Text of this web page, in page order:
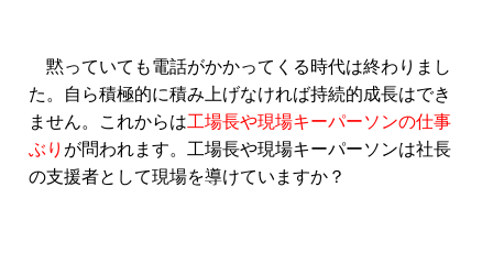
黙っていても電話がかかってくる時代は終わりまし
た。自ら積極的に積み上げなければ持続的成長はでき
ません。これからは工場長や現場キーパーソンの仕事
ぶり が問われます。工場長や現場キーパーソンは社長
の支援者として現場を導けていますか？